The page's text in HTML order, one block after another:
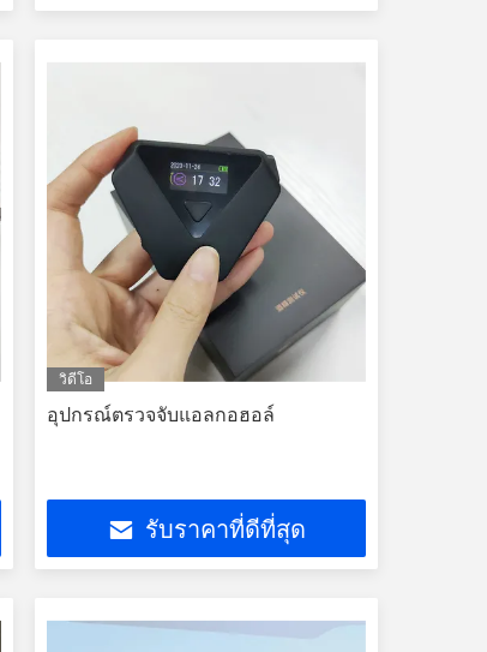
วิดีโอ
อุปกรณ์ตรวจจับแอลกอฮอล์
รับราคาที่ดีที่สุด